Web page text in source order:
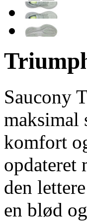
Saucony
maksimal
komfort
opdateret
den
en blød